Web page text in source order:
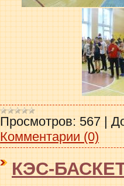
Просмотров: 567 |
Комментарии (0)
КЭС-